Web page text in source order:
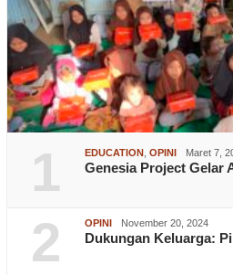
1 EDUCATION OPINI Maret 7,
Genesia Project Gelar
2 OPINI November 20, 2024
Dukungan Keluarga: